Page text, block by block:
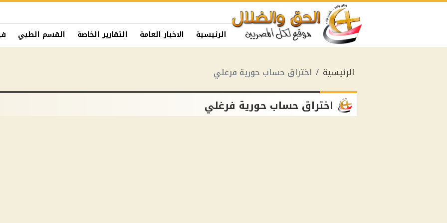
الرئيسية الاخبار العامة التقارير الخاصة القسم الطبي
الرئيسية اختراق حساب حورية فرغلي
اختراق حساب حورية فرغلي